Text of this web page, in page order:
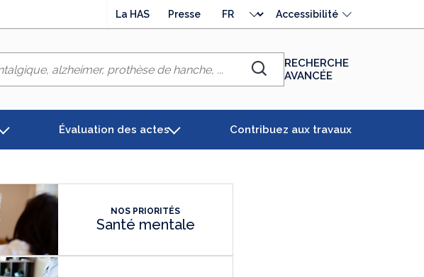
La HAS Presse
langue
Accessibilité
Chercher
RECHERCHE
AVANCÉE
Évaluation des actes Contribuez aux travaux
NOS PRIORITÉS
Santé mentale